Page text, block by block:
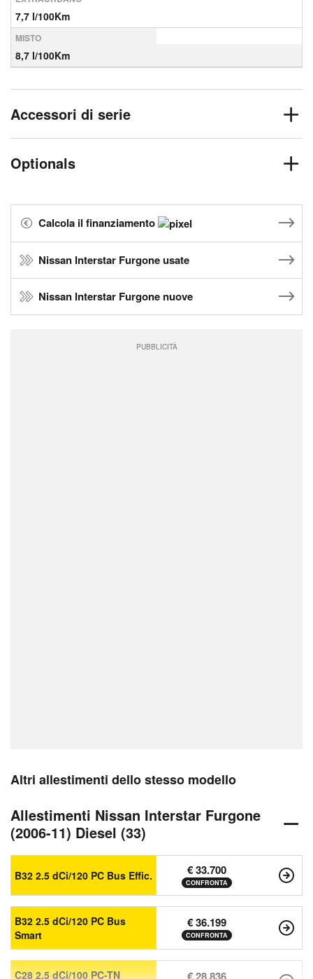
7,7 l/100Km
MISTO
8,7 l/100Km
Accessori di serie
Optionals
Calcola il finanziamento
Nissan Interstar Furgone usate
Nissan Interstar Furgone nuove
PUBBLICITÀ
Altri allestimenti dello stesso modello
Allestimenti Nissan Interstar Furgone
(2006-11) Diesel (33)
B32 2.5 dCi/120 PC Bus Effic. € 33.700
CONFRONTA
B32 2.5 dCi/120 PC Bus
Smart
€ 36.199
CONFRONTA
C28 2.5 dCi/100 PC-TN